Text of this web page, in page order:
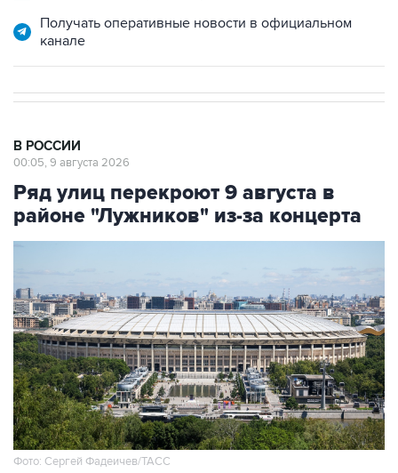
Ряд улиц перекроют 9 августа в
районе "Лужников" из-за концерта
Фото: Сергей Фадеичев/ТАСС
Москва. 9 августа. INTERFAX.RU - Движение в